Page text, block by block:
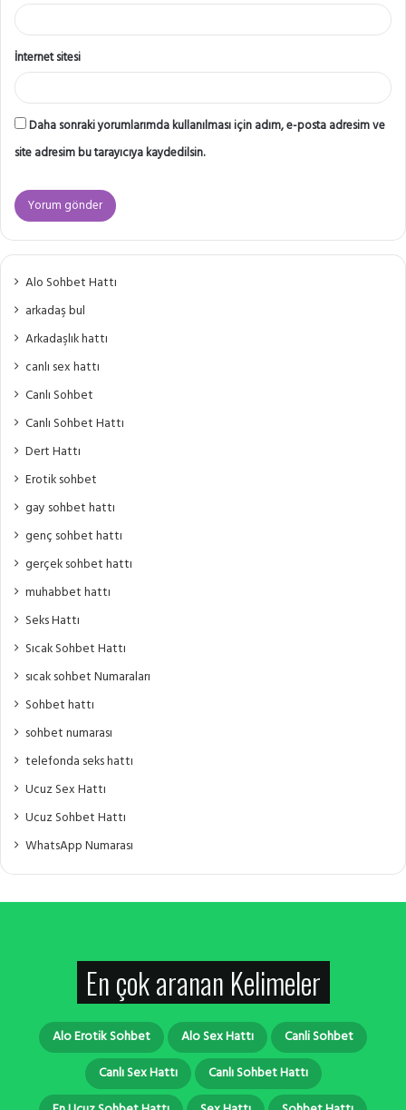
İnternet sitesi
Daha sonraki yorumlarımda kullanılması için adım, e-posta adresim ve
site adresim bu tarayıcıya kaydedilsin.
Alo Sohbet Hattı
arkadaş bul
Arkadaşlık hattı
canlı sex hattı
Canlı Sohbet
Canlı Sohbet Hattı
Dert Hattı
Erotik sohbet
gay sohbet hattı
genç sohbet hattı
gerçek sohbet hattı
muhabbet hattı
Seks Hattı
Sıcak Sohbet Hattı
sıcak sohbet Numaraları
Sohbet hattı
sohbet numarası
telefonda seks hattı
Ucuz Sex Hattı
Ucuz Sohbet Hattı
WhatsApp Numarası
En çok aranan Kelimeler
Alo Erotik Sohbet Alo Sex Hattı
Canli Sohbet
Canlı Sex Hattı
Canlı Sohbet Hattı